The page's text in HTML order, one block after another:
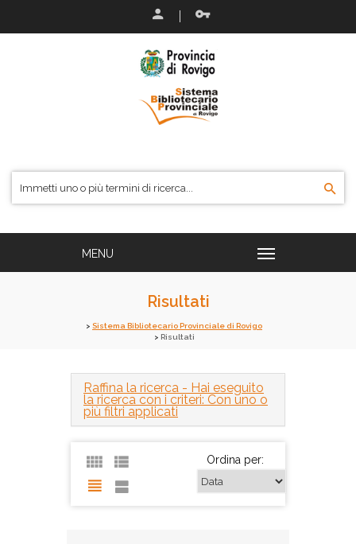
Risultati
Sistema Bibliotecario Provinciale di Rovigo
Risultati
Raffina la ricerca - Hai eseguito
la ricerca con i criteri: Con uno o
più filtri applicati
Ordina per: